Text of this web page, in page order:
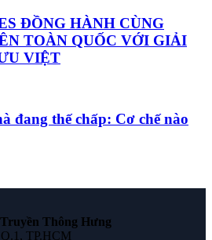
ĐỒNG HÀNH CÙNG
TOÀN QUỐC VỚI GIẢI
VIỆT
đang thế chấp: Cơ chế nào
Thông Hưng
TP.HCM